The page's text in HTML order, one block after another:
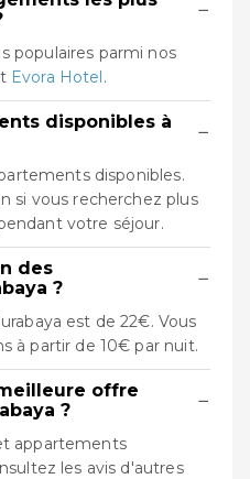
−
populaires parmi nos
Evora Hotel.
disponibles à
−
disponibles.
si vous recherchez plus
votre séjour.
des
?
−
est de 22€. Vous
à partir de 10€ par nuit.
offre
?
−
appartements
les avis d'autres